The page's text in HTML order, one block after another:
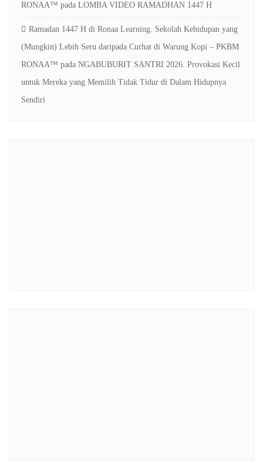
RONAA™ pada LOMBA VIDEO RAMADHAN 1447 H
Ramadan 1447 H di Ronaa Learning. Sekolah Kehidupan yang
(Mungkin) Lebih Seru daripada Curhat di Warung Kopi – PKBM
RONAA™ pada NGABUBURIT SANTRI 2026. Provokasi Kecil
untuk Mereka yang Memilih Tidak Tidur di Dalam Hidupnya
Sendiri